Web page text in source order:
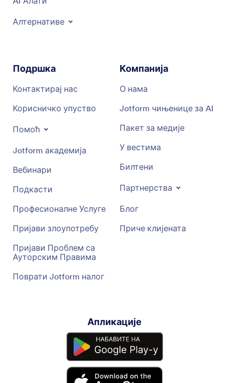
Алтернативе
Подршка
Контактирај нас
Корисничко упуство
Помоћ
Jotform академија
Вебинари
Подкасти
Професионалне Услуге
Пријави злоупотребу
Пријави Проблем са
Ауторским Правима
Поврати Jotform налог
Компанија
О нама
Jotform чињенице за AI
Пакет за медије
У вестима
Билтени
Партнерства
Блог
Приче клијената
Апликације